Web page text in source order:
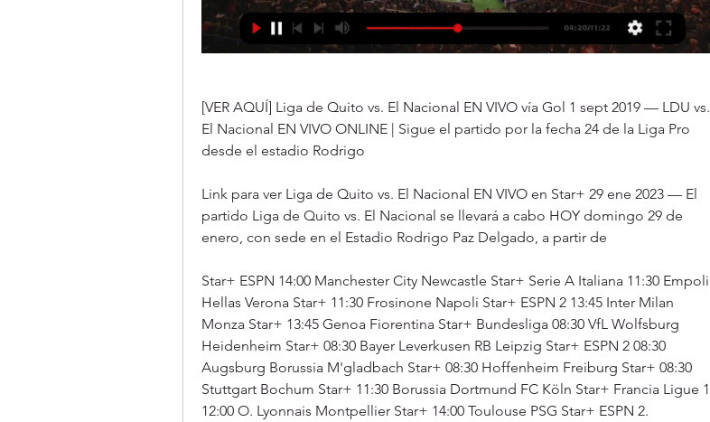
[VER AQUÍ] Liga de Quito vs. El Nacional EN VIVO vía Gol 1 sept 2019 — LDU vs.
El Nacional EN VIVO ONLINE | Sigue el partido por la fecha 24 de la Liga Pro
desde el estadio Rodrigo
Link para ver Liga de Quito vs. El Nacional EN VIVO en Star+ 29 ene 2023 — El
partido Liga de Quito vs. El Nacional se llevará a cabo HOY domingo 29 de
enero, con sede en el Estadio Rodrigo Paz Delgado, a partir de
Star+ ESPN 14:00 Manchester City Newcastle Star+ Serie A Italiana 11:30 Empoli
Hellas Verona Star+ 11:30 Frosinone Napoli Star+ ESPN 2 13:45 Inter Milan
Monza Star+ 13:45 Genoa Fiorentina Star+ Bundesliga 08:30 VfL Wolfsburg
Heidenheim Star+ 08:30 Bayer Leverkusen RB Leipzig Star+ ESPN 2 08:30
Augsburg Borussia M'gladbach Star+ 08:30 Hoffenheim Freiburg Star+ 08:30
Stuttgart Bochum Star+ 11:30 Borussia Dortmund FC Köln Star+ Francia Ligue 1
12:00 O. Lyonnais Montpellier Star+ 14:00 Toulouse PSG Star+ ESPN 2.